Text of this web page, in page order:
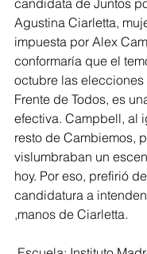
candidata de Juntos
Agustina Ciarletta,
impuesta por Alex
conformaría que el
octubre las elecciones
Frente de Todos, es
efectiva. Campbell, al
resto de Cambiemos,
vislumbraban un
hoy. Por eso, prefirió
candidatura a
,manos de Ciarletta.